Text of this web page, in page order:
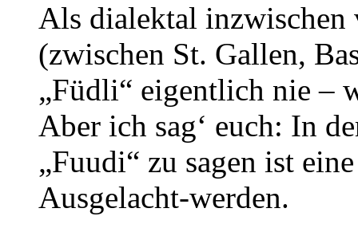
Als dialektal
(zwischen St. Gallen,
„Füdli“ eigentlich nie –
Aber ich sag‘ euch: In
„Fuudi“ zu sagen ist
Ausgelacht-werden.